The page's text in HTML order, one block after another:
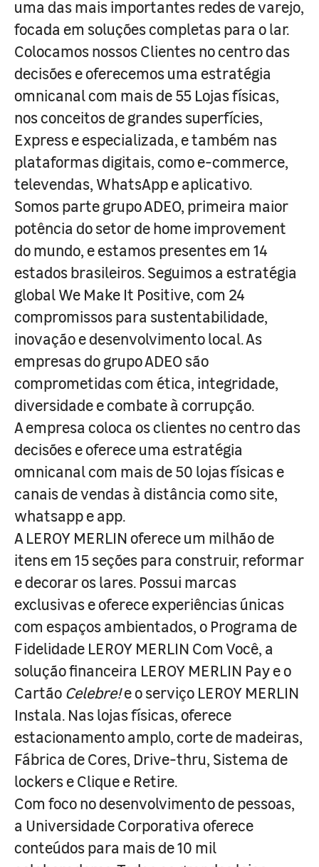
uma das mais importantes redes de varejo,
focada em soluções completas para o lar.
Colocamos nossos Clientes no centro das
decisões e oferecemos uma estratégia
omnicanal com mais de 55 Lojas físicas,
nos conceitos de grandes superfícies,
Express e especializada, e também nas
plataformas digitais, como e-commerce,
televendas, WhatsApp e aplicativo.
Somos parte grupo ADEO, primeira maior
potência do setor de home improvement
do mundo, e estamos presentes em 14
estados brasileiros. Seguimos a estratégia
global We Make It Positive, com 24
compromissos para sustentabilidade,
inovação e desenvolvimento local. As
empresas do grupo ADEO são
comprometidas com ética, integridade,
diversidade e combate à corrupção.
A empresa coloca os clientes no centro das
decisões e oferece uma estratégia
omnicanal com mais de 50 lojas físicas e
canais de vendas à distância como site,
whatsapp e app.
A LEROY MERLIN oferece um milhão de
itens em 15 seções para construir, reformar
e decorar os lares. Possui marcas
exclusivas e oferece experiências únicas
com espaços ambientados, o Programa de
Fidelidade LEROY MERLIN Com Você, a
solução financeira LEROY MERLIN Pay e o
Cartão Celebre!e o serviço LEROY MERLIN
Instala. Nas lojas físicas, oferece
estacionamento amplo, corte de madeiras,
Fábrica de Cores, Drive-thru, Sistema de
lockers e Clique e Retire.
Com foco no desenvolvimento de pessoas,
a Universidade Corporativa oferece
conteúdos para mais de 10 mil